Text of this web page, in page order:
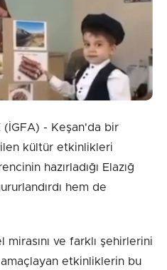
(İGFA) - Keşan'da bir
kültür etkinlikleri
hazırladığı Elazığ
hem de
ve farklı şehirlerini
amaçlayan etkinliklerin bu